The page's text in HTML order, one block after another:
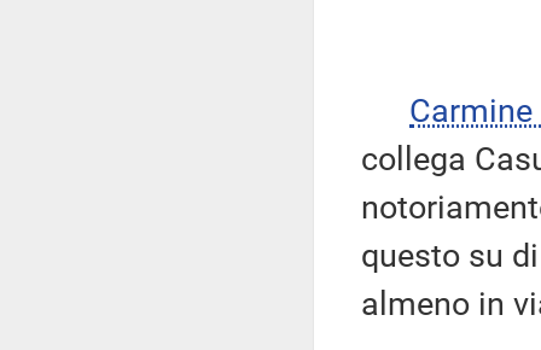
Carmine
collega
questo su
almeno in